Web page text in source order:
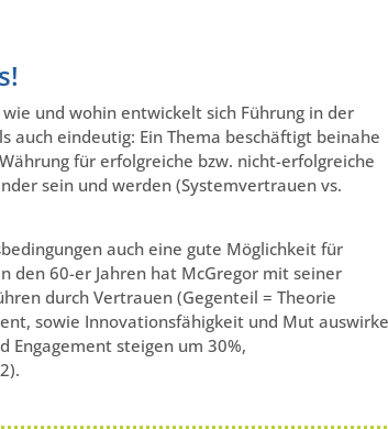
und wohin entwickelt sich Führung in der
auch eindeutig: Ein Thema beschäftigt beinahe
für erfolgreiche bzw. nicht-erfolgreiche
sein und werden (Systemvertrauen vs.
auch eine gute Möglichkeit für
den 60-er Jahren hat McGregor mit seiner
durch Vertrauen (Gegenteil = Theorie
sowie Innovationsfähigkeit und Mut
Engagement steigen um 30%,